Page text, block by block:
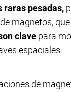
raras pesadas,
magnetos,
clave para
espaciales.
de